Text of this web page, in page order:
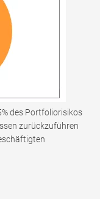
des Portfoliorisikos
zurückzuführen